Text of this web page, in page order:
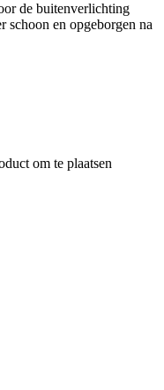
de buitenverlichting
schoon en opgeborgen na
om te plaatsen